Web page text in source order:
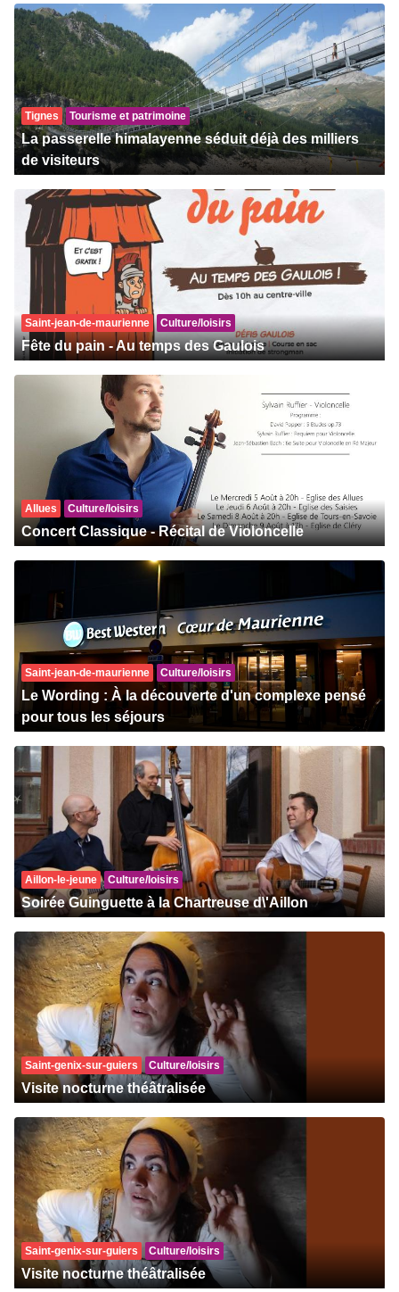
Tignes Tourisme et patrimoine
La passerelle himalayenne séduit déjà des milliers
de visiteurs
Saint-jean-de-maurienne Culture/loisirs
Fête du pain - Au temps des Gaulois
Allues Culture/loisirs
Concert Classique - Récital de Violoncelle
Saint-jean-de-maurienne Culture/loisirs
Le Wording : À la découverte d'un complexe pensé
pour tous les séjours
Aillon-le-jeune Culture/loisirs
Soirée Guinguette à la Chartreuse d\'Aillon
Saint-genix-sur-guiers Culture/loisirs
Visite nocturne théâtralisée
Saint-genix-sur-guiers Culture/loisirs
Visite nocturne théâtralisée